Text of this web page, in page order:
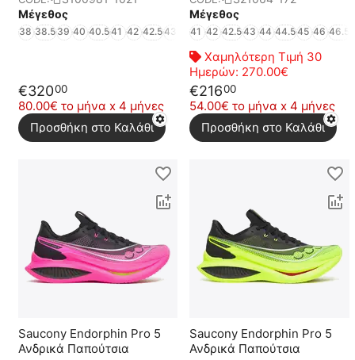
Μέγεθος
38 38.539 40 40.541 42 42.543 44.545 46 46.5 47 48 49
€32000
80.00€ το μήνα x 4 μήνες
Προσθήκη στο Καλάθι
Μέγεθος
41 42 42.543 44 44.545 46 46.5
Χαμηλότερη Τιμή 30
Ημερών: 270.00€
€21600
54.00€ το μήνα x 4 μήνες
Προσθήκη στο Καλάθι
Saucony Endorphin Pro 5
Ανδρικά Παπούτσια
Saucony Endorphin Pro 5
Ανδρικά Παπούτσια